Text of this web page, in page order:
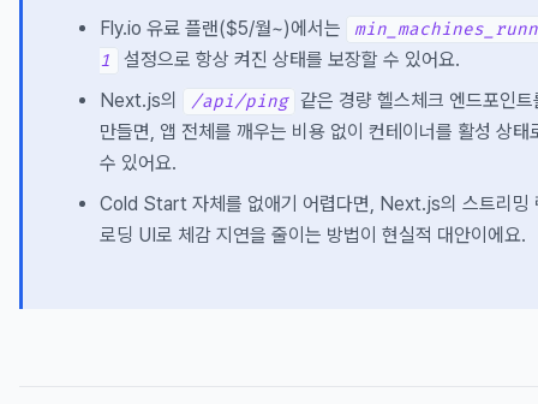
Fly.io 유료 플랜($5/월~)에서는
1
설정으로 항상 켜진 상태를 보장할 수 있어요.
Next.js의
/api/ping
같은 경량 헬스체크 엔드포인
만들면, 앱 전체를 깨우는 비용 없이 컨테이너를 활성 상태
수 있어요.
Cold Start 자체를 없애기 어렵다면, Next.js의 스트리밍
로딩 UI로 체감 지연을 줄이는 방법이 현실적 대안이에요.